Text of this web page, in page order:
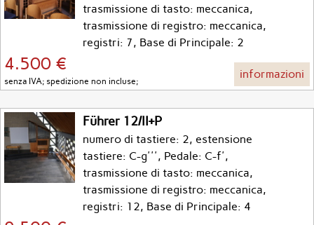
trasmissione di tasto: meccanica,
trasmissione di registro: meccanica,
registri: 7, Base di Principale: 2
4.500 €
senza IVA; spedizione non incluse;
informazioni
Führer 12/II+P
numero di tastiere: 2, estensione
tastiere: C-g''', Pedale: C-f',
trasmissione di tasto: meccanica,
trasmissione di registro: meccanica,
registri: 12, Base di Principale: 4